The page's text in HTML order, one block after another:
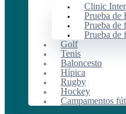
Clinic
Prueba de
Prueba de
Prueba de
Golf
Tenis
Baloncesto
Hípica
Rugby
Hockey
Campamentos